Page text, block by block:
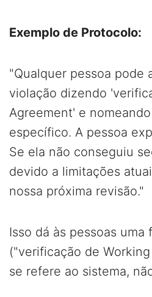
Exemplo de Protocolo:
"Qualquer pessoa pode
violação dizendo
Agreement' e
específico. A pessoa
Se ela não conseguiu
devido a limitações
nossa próxima revisão."
Isso dá às pessoas uma
("verificação de
se refere ao sistema,